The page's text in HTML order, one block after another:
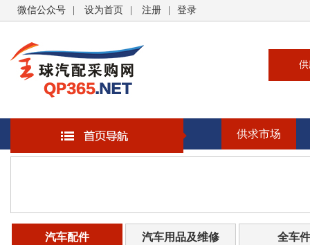
微信公众号 设为首页 注册 登录
供求市场
汽车配件 汽车用品及维修 全车件